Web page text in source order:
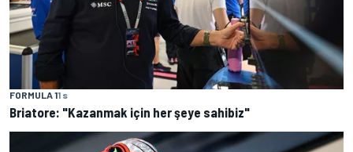
FORMULA 11 s
Briatore: "Kazanmak için her şeye sahibiz"